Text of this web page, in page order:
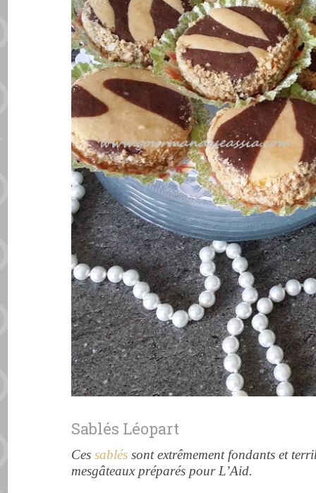
Sablés Léopart
Cessablés sont extrêmement fondants et
mesgâteaux préparés pour L’Aid.